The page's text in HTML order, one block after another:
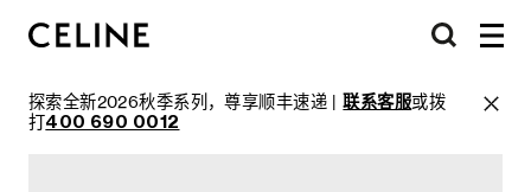
探索全新2026秋季系列，尊享顺丰速递 |联系客服或拨
打400 690 0012